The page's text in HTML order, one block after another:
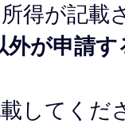
得が記載
が申請
してくだ